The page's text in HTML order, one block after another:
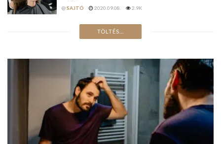
@SAJTÓ 2020.09.08. 2.9K
fogamzásgátló tabletta
Terhességutáni hajhullás – ha sokáig
elhúzódikszakemberhez kell fordulni
@SAJTÓ 2020.09.15.
4 lehetséges okviszkető fejbőresetén
2020.07.22.